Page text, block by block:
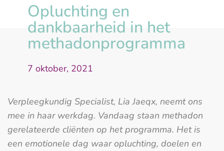
Opluchting en
dankbaarheid in het
methadonprogramma
7 oktober, 2021
Verpleegkundig Specialist, Lia Jaeqx, neemt ons
mee in haar werkdag. Vandaag staan methadon
gerelateerde cliënten op het programma. Het is
een emotionele dag waar opluchting, doelen en